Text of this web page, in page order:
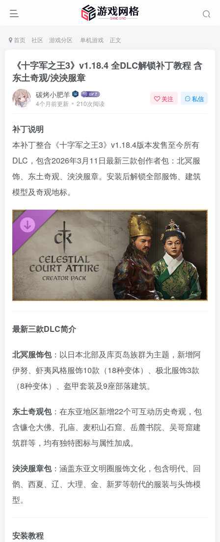
源杂烩
热度
网络游戏
1681热度
关注
问题求助
869热度
关注
手机游戏
550热度
首页 社区 游戏分区 单机游戏 正文
《十字军之王3》v1.18.4 全DLC解锁补丁教程 含
东土奇观/泱泱服章
碳烤小肥羊
4个月前更新 210次阅读
关注 私信
补丁说明
本补丁整合《十字军之王3》v1.18.4版本发售至今所有
DLC，包含2026年3月11日最新三款创作者包：北冥服
饰、东土奇观、泱泱服章。安装后解锁全部服饰、建筑
模型及奇观地标。
最新三款DLC简介
北冥服饰包：以日本北部及库页岛族群为主题，新增阿
伊努、虾夷风格服饰10款（18种变体）、极北服饰3款
（8种变体）、盔甲套装及9座部落建筑。
东土奇观包：在东亚地区新增22个可互动历史奇观，包
含镰仓大佛、孔庙、麦积山石窟、岳麓书院、吴哥窟建
筑群等，均有独特图标与属性加成。
泱泱服章包：涵盖东亚文明圈服饰文化，包含明代、回
鹘、西夏、辽、大理、金、新罗等朝代的服装与头饰模
型。
安装教程